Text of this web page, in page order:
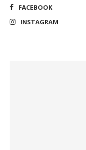
FACEBOOK
INSTAGRAM